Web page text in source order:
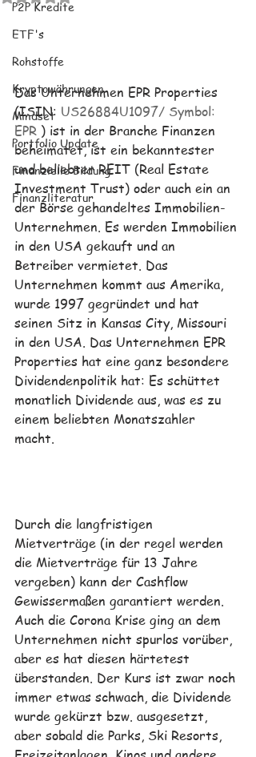
P2P Kredite
ETF's
Rohstoffe
Kryptowährungen
Mindset
Portfolio Update
Finanzielle Bildung
Finanzliteratur
Das Unternehmen EPR Properties
(ISIN: US26884U1097/ Symbol:
EPR ) ist in der Branche Finanzen
beheimatet, ist ein bekanntester
und beliebter REIT (Real Estate
Investment Trust) oder auch ein an
der Börse gehandeltes Immobilien-
Unternehmen. Es werden Immobilien
in den USA gekauft und an
Betreiber vermietet. Das
Unternehmen kommt aus Amerika,
wurde 1997 gegründet und hat
seinen Sitz in Kansas City, Missouri
in den USA. Das Unternehmen EPR
Properties hat eine ganz besondere
Dividendenpolitik hat: Es schüttet
monatlich Dividende aus, was es zu
einem beliebten Monatszahler
macht.
Durch die langfristigen
Mietverträge (in der regel werden
die Mietverträge für 13 Jahre
vergeben) kann der Cashflow
Gewissermaßen garantiert werden.
Auch die Corona Krise ging an dem
Unternehmen nicht spurlos vorüber,
aber es hat diesen härtetest
überstanden. Der Kurs ist zwar noch
immer etwas schwach, die Dividende
wurde gekürzt bzw. ausgesetzt,
aber sobald die Parks, Ski Resorts,